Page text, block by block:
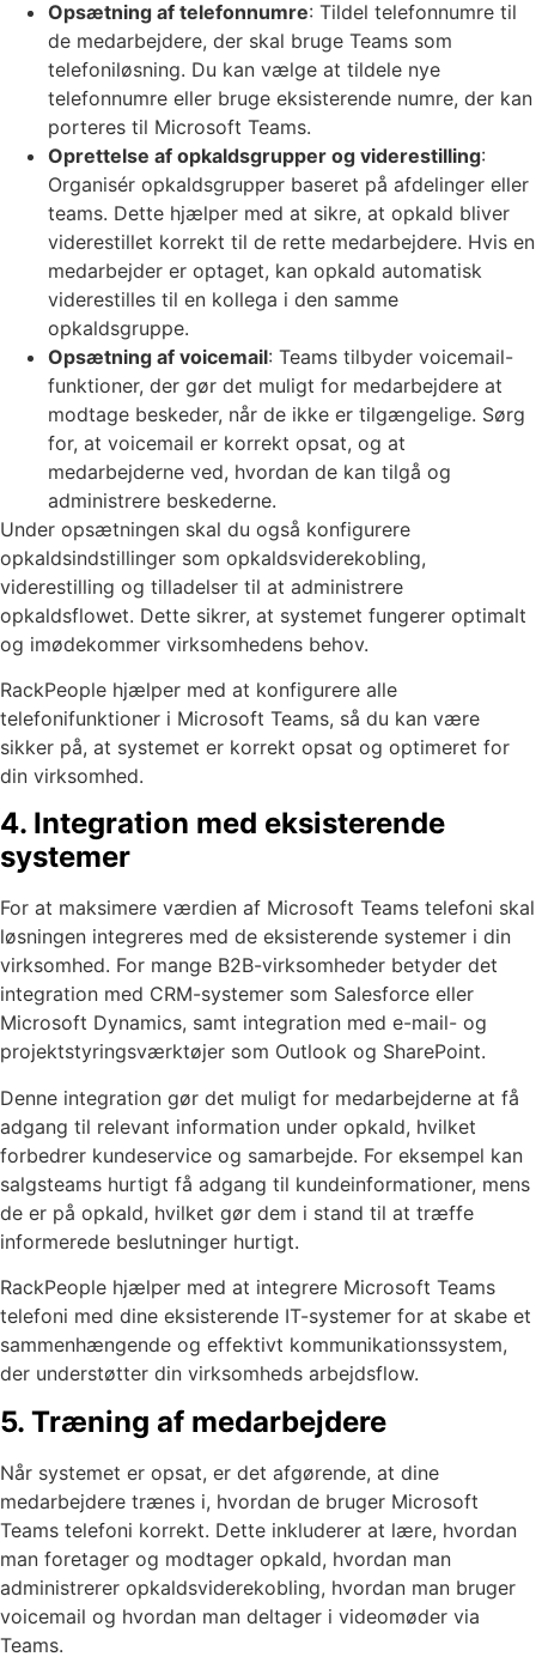
Opsætning af telefonnumre: Tildel telefonnumre til
de medarbejdere, der skal bruge Teams som
telefoniløsning. Du kan vælge at tildele nye
telefonnumre eller bruge eksisterende numre, der kan
porteres til Microsoft Teams.
Oprettelse af opkaldsgrupper og viderestilling:
Organisér opkaldsgrupper baseret på afdelinger eller
teams. Dette hjælper med at sikre, at opkald bliver
viderestillet korrekt til de rette medarbejdere. Hvis en
medarbejder er optaget, kan opkald automatisk
viderestilles til en kollega i den samme
opkaldsgruppe.
Opsætning af voicemail: Teams tilbyder voicemail-
funktioner, der gør det muligt for medarbejdere at
modtage beskeder, når de ikke er tilgængelige. Sørg
for, at voicemail er korrekt opsat, og at
medarbejderne ved, hvordan de kan tilgå og
administrere beskederne.
Under opsætningen skal du også konfigurere
opkaldsindstillinger som opkaldsviderekobling,
viderestilling og tilladelser til at administrere
opkaldsflowet. Dette sikrer, at systemet fungerer optimalt
og imødekommer virksomhedens behov.
RackPeople hjælper med at konfigurere alle
telefonifunktioner i Microsoft Teams, så du kan være
sikker på, at systemet er korrekt opsat og optimeret for
din virksomhed.
4. Integration med eksisterende
systemer
For at maksimere værdien af Microsoft Teams telefoni skal
løsningen integreres med de eksisterende systemer i din
virksomhed. For mange B2B-virksomheder betyder det
integration med CRM-systemer som Salesforce eller
Microsoft Dynamics, samt integration med e-mail- og
projektstyringsværktøjer som Outlook og SharePoint.
Denne integration gør det muligt for medarbejderne at få
adgang til relevant information under opkald, hvilket
forbedrer kundeservice og samarbejde. For eksempel kan
salgsteams hurtigt få adgang til kundeinformationer, mens
de er på opkald, hvilket gør dem i stand til at træffe
informerede beslutninger hurtigt.
RackPeople hjælper med at integrere Microsoft Teams
telefoni med dine eksisterende IT-systemer for at skabe et
sammenhængende og effektivt kommunikationssystem,
der understøtter din virksomheds arbejdsflow.
5. Træning af medarbejdere
Når systemet er opsat, er det afgørende, at dine
medarbejdere trænes i, hvordan de bruger Microsoft
Teams telefoni korrekt. Dette inkluderer at lære, hvordan
man foretager og modtager opkald, hvordan man
administrerer opkaldsviderekobling, hvordan man bruger
voicemail og hvordan man deltager i videomøder via
Teams.